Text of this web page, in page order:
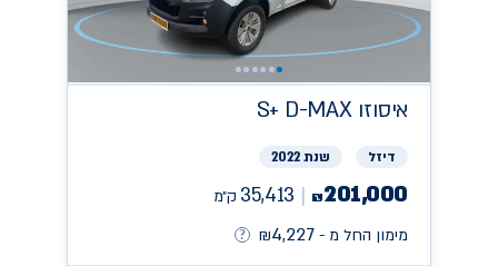
איסוזוS+ D-MAX
דיזל שנת 2022
₪201,000
35,413 ק״מ
מימון החל מ -
₪4,227